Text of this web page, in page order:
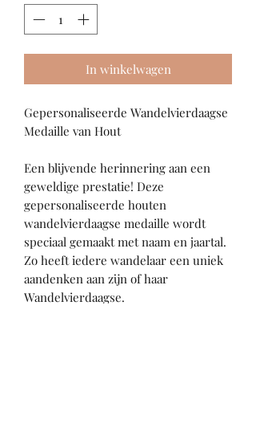
In winkelwagen
Gepersonaliseerde Wandelvierdaagse
Medaille van Hout
Een blijvende herinnering aan een
geweldige prestatie! Deze
gepersonaliseerde houten
wandelvierdaagse medaille wordt
speciaal gemaakt met naam en jaartal.
Zo heeft iedere wandelaar een uniek
aandenken aan zijn of haar
Wandelvierdaagse.